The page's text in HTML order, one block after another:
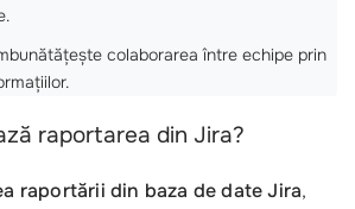
colaborarea între echipe prin
raportarea din Jira?
raportării din baza de date Jira,